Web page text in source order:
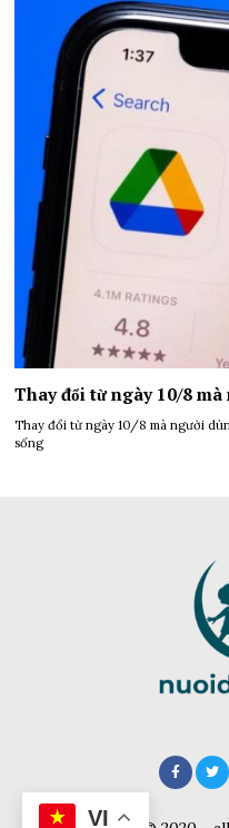
Thay đổi từ ngày 10/8
Thay đổi từ ngày 10/8 mà người
sống
VI